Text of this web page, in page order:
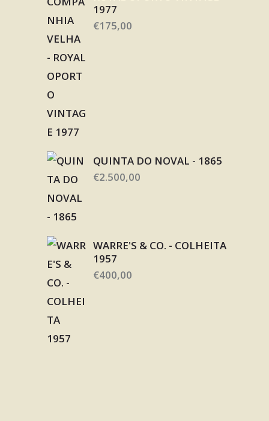
1977
€175,00
QUINTA DO NOVAL - 1865
€2.500,00
WARRE'S & CO. - COLHEITA
1957
€400,00